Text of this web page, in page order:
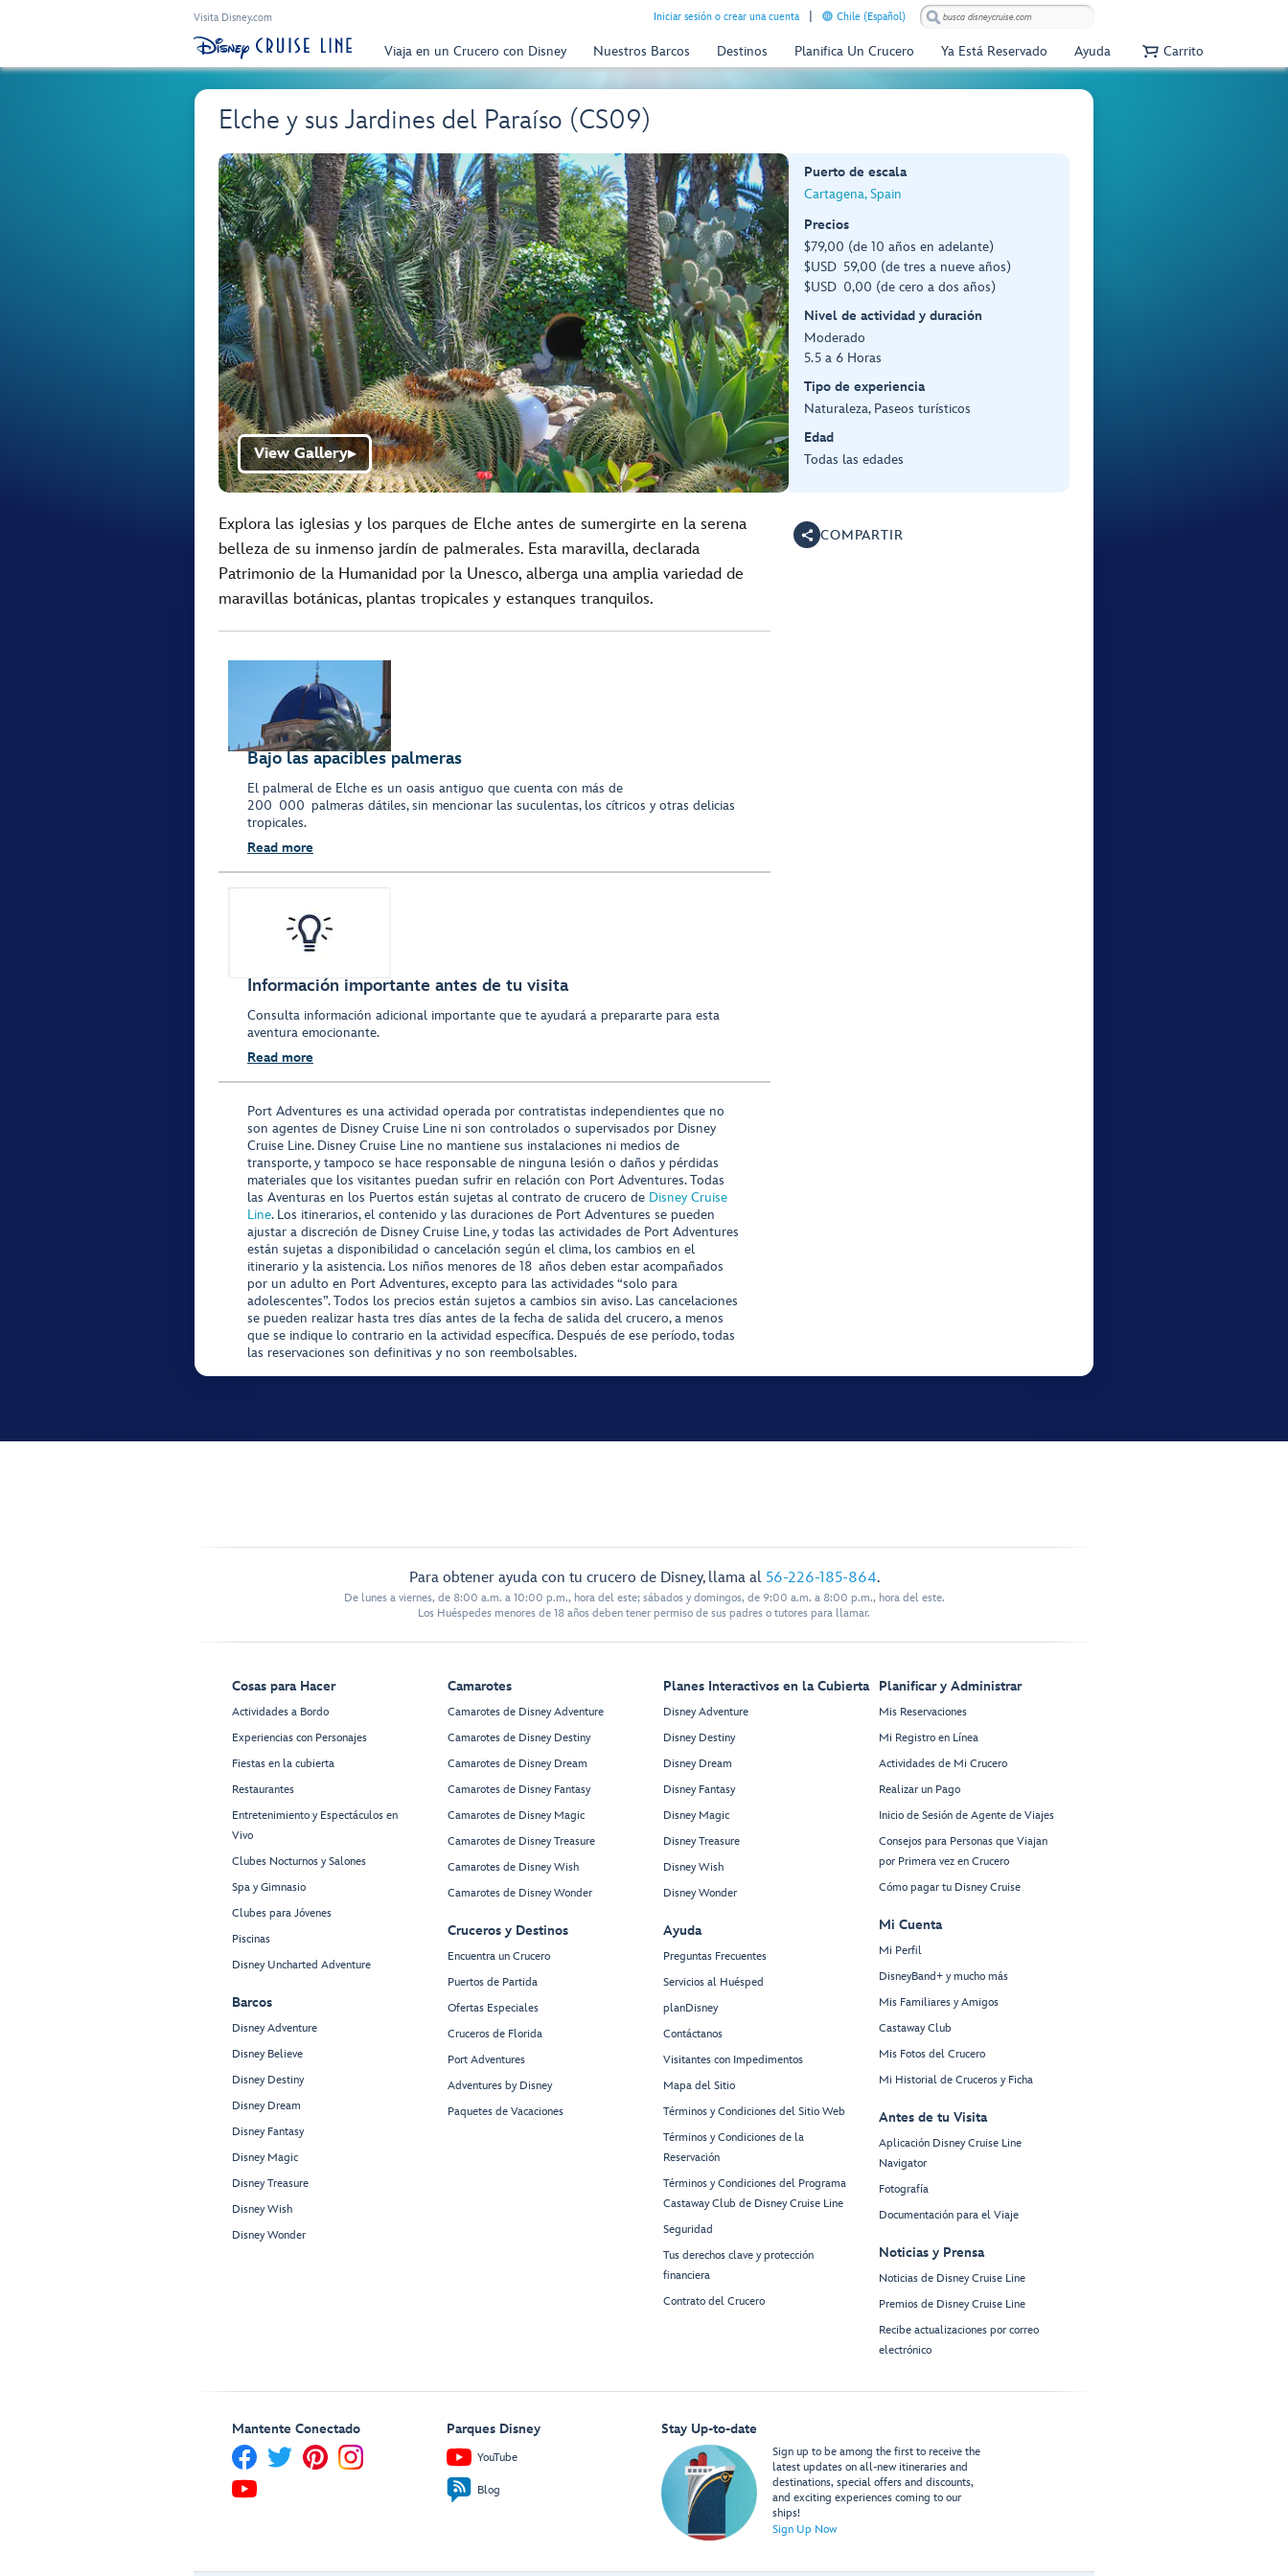
Visita Disney.com Iniciar sesión o crear una cuenta Chile (Español)
Viaja en un Crucero con Disney Nuestros Barcos Destinos Planifica Un Crucero Ya Está Reservado Ayuda Carrito
Elche y sus Jardines del Paraíso (CS09)
View Gallery▶
Puerto de escala
Cartagena, Spain
Precios
$79,00 (de 10 años en adelante)
$USD 59,00 (de tres a nueve años)
$USD 0,00 (de cero a dos años)
Nivel de actividad y duración
Moderado
5.5 a 6 Horas
Tipo de experiencia
Naturaleza, Paseos turísticos
Edad
Todas las edades
Explora las iglesias y los parques de Elche antes de sumergirte en la serena
belleza de su inmenso jardín de palmerales. Esta maravilla, declarada
Patrimonio de la Humanidad por la Unesco, alberga una amplia variedad de
maravillas botánicas, plantas tropicales y estanques tranquilos.
Bajo las apacibles palmeras
El palmeral de Elche es un oasis antiguo que cuenta con más de
200 000 palmeras dátiles, sin mencionar las suculentas, los cítricos y otras delicias
tropicales.
Read more
Información importante antes de tu visita
Consulta información adicional importante que te ayudará a prepararte para esta
aventura emocionante.
Read more
Port Adventures es una actividad operada por contratistas independientes que no
son agentes de Disney Cruise Line ni son controlados o supervisados por Disney
Cruise Line. Disney Cruise Line no mantiene sus instalaciones ni medios de
transporte, y tampoco se hace responsable de ninguna lesión o daños y pérdidas
materiales que los visitantes puedan sufrir en relación con Port Adventures. Todas
las Aventuras en los Puertos están sujetas al contrato de crucero de Disney Cruise
Line. Los itinerarios, el contenido y las duraciones de Port Adventures se pueden
ajustar a discreción de Disney Cruise Line, y todas las actividades de Port Adventures
están sujetas a disponibilidad o cancelación según el clima, los cambios en el
itinerario y la asistencia. Los niños menores de 18 años deben estar acompañados
por un adulto en Port Adventures, excepto para las actividades “solo para
adolescentes”. Todos los precios están sujetos a cambios sin aviso. Las cancelaciones
se pueden realizar hasta tres días antes de la fecha de salida del crucero, a menos
que se indique lo contrario en la actividad específica. Después de ese período, todas
las reservaciones son definitivas y no son reembolsables.
COMPARTIR
Para obtener ayuda con tu crucero de Disney, llama al 56-226-185-864.
De lunes a viernes, de 8:00 a.m. a 10:00 p.m., hora del este; sábados y domingos, de 9:00 a.m. a 8:00 p.m., hora del este.
Los Huéspedes menores de 18 años deben tener permiso de sus padres o tutores para llamar.
Cosas para Hacer
Actividades a Bordo
Experiencias con Personajes
Fiestas en la cubierta
Restaurantes
Entretenimiento y Espectáculos en
Vivo
Clubes Nocturnos y Salones
Spa y Gimnasio
Clubes para Jóvenes
Piscinas
Disney Uncharted Adventure
Barcos
Disney Adventure
Disney Believe
Disney Destiny
Disney Dream
Disney Fantasy
Disney Magic
Disney Treasure
Disney Wish
Disney Wonder
Camarotes
Camarotes de Disney Adventure
Camarotes de Disney Destiny
Camarotes de Disney Dream
Camarotes de Disney Fantasy
Camarotes de Disney Magic
Camarotes de Disney Treasure
Camarotes de Disney Wish
Camarotes de Disney Wonder
Cruceros y Destinos
Encuentra un Crucero
Puertos de Partida
Ofertas Especiales
Cruceros de Florida
Port Adventures
Adventures by Disney
Paquetes de Vacaciones
Planes Interactivos en la Cubierta
Disney Adventure
Disney Destiny
Disney Dream
Disney Fantasy
Disney Magic
Disney Treasure
Disney Wish
Disney Wonder
Ayuda
Preguntas Frecuentes
Servicios al Huésped
planDisney
Contáctanos
Visitantes con Impedimentos
Mapa del Sitio
Términos y Condiciones del Sitio Web
Términos y Condiciones de la
Reservación
Términos y Condiciones del Programa
Castaway Club de Disney Cruise Line
Seguridad
Tus derechos clave y protección
financiera
Contrato del Crucero
Planificar y Administrar
Mis Reservaciones
Mi Registro en Línea
Actividades de Mi Crucero
Realizar un Pago
Inicio de Sesión de Agente de Viajes
Consejos para Personas que Viajan
por Primera vez en Crucero
Cómo pagar tu Disney Cruise
Mi Cuenta
Mi Perfil
DisneyBand+ y mucho más
Mis Familiares y Amigos
Castaway Club
Mis Fotos del Crucero
Mi Historial de Cruceros y Ficha
Antes de tu Visita
Aplicación Disney Cruise Line
Navigator
Fotografía
Documentación para el Viaje
Noticias y Prensa
Noticias de Disney Cruise Line
Premios de Disney Cruise Line
Recibe actualizaciones por correo
electrónico
Mantente Conectado Parques Disney
YouTube
Blog
Stay Up-to-date
Sign up to be among the first to receive the
latest updates on all-new itineraries and
destinations, special offers and discounts,
and exciting experiences coming to our
ships!
Sign Up Now